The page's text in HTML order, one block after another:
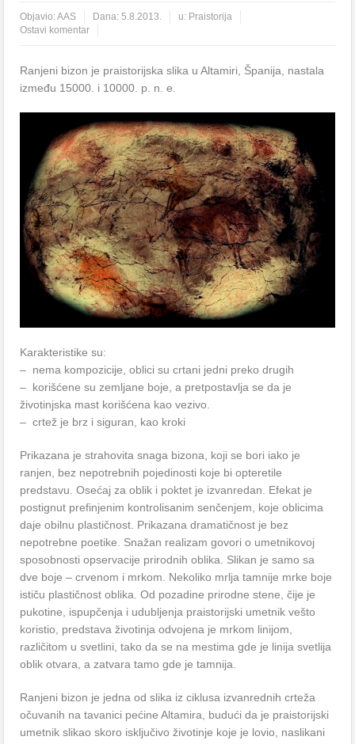
Objavio:AAS Dana:5.8.2013. u: Praistorija
Ostavi komentar
Ranjeni bizon je praistorijska slika u Altamiri, Španija, nastala
između 15000. i 10000. p. n. e.
Karakteristike su:
– nema kompozicije, oblici su crtani jedni preko drugih
– korišćene su zemljane boje, a pretpostavlja se da je
životinjska mast korišćena kao vezivo.
– crtež je brz i siguran, kao kroki
Prikazana je strahovita snaga bizona, koji se bori iako je
ranjen, bez nepotrebnih pojedinosti koje bi opteretile
predstavu. Osećaj za oblik i poktet je izvanredan. Efekat je
postignut prefinjenim kontrolisanim senčenjem, koje oblicima
daje obilnu plastičnost. Prikazana dramatičnost je bez
nepotrebne poetike. Snažan realizam govori o umetnikovoj
sposobnosti opservacije prirodnih oblika. Slikan je samo sa
dve boje – crvenom i mrkom. Nekoliko mrlja tamnije mrke boje
ističu plastičnost oblika. Od pozadine prirodne stene, čije je
pukotine, ispupčenja i udubljenja praistorijski umetnik vešto
koristio, predstava životinja odvojena je mrkom linijom,
različitom u svetlini, tako da se na mestima gde je linija svetlija
oblik otvara, a zatvara tamo gde je tamnija.
Ranjeni bizon je jedna od slika iz ciklusa izvanrednih crteža
očuvanih na tavanici pećine Altamira, budući da je praistorijski
umetnik slikao skoro isključivo životinje koje je lovio, naslikani